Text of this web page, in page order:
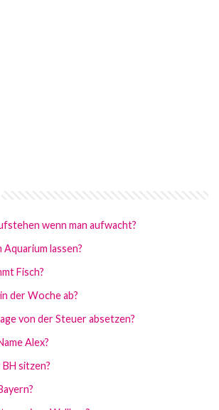
wenn man aufwacht?
lassen?
Fisch?
der Woche ab?
von der Steuer absetzen?
Alex?
sitzen?